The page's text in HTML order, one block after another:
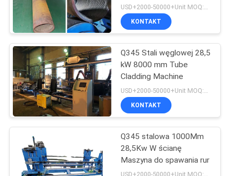
Maszyna do
pomiaru
9
9
USD+2000-50000+Unit MOQ:1 JEDNOSTKA
KONTAKT
Q345 Stali węglowej 28,5
kW 8000 mm Tube
Cladding Machine
KONTAKT
Q345 stalowa 1000Mm
28,5Kw W ścianę
Maszyna do spawania rur